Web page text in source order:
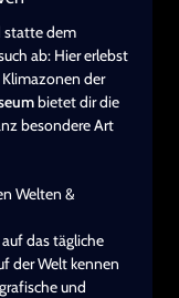
statte dem
ab: Hier erlebst
der
bietet dir die
besondere Art
Welten &
auf das tägliche
der Welt kennen
und